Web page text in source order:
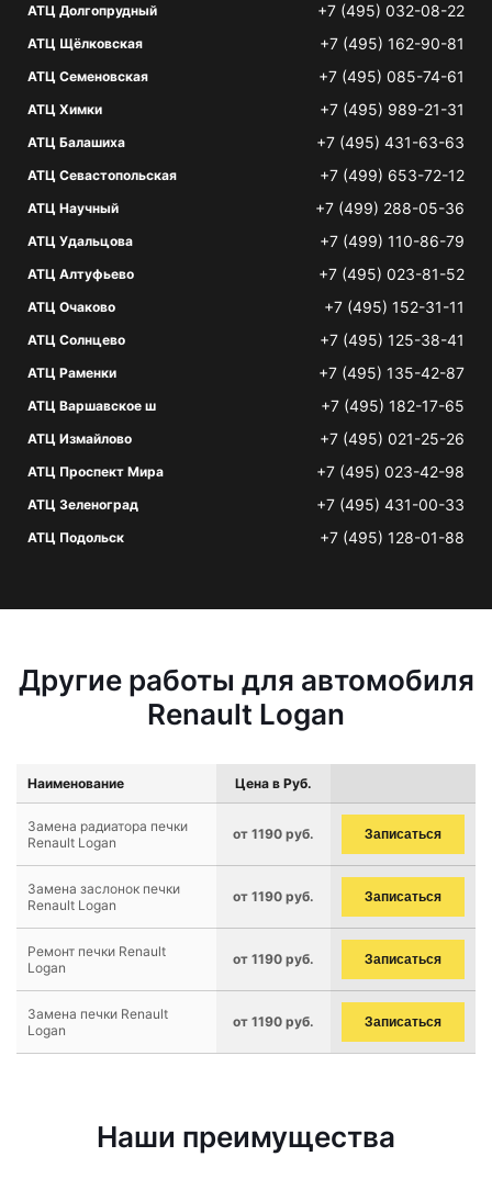
АТЦ Долгопрудный +7 (495) 032-08-22
АТЦ Щёлковская +7 (495) 162-90-81
АТЦ Семеновская +7 (495) 085-74-61
АТЦ Химки +7 (495) 989-21-31
АТЦ Балашиха +7 (495) 431-63-63
АТЦ Севастопольская +7 (499) 653-72-12
АТЦ Научный +7 (499) 288-05-36
АТЦ Удальцова +7 (499) 110-86-79
АТЦ Алтуфьево +7 (495) 023-81-52
АТЦ Очаково +7 (495) 152-31-11
АТЦ Солнцево +7 (495) 125-38-41
АТЦ Раменки +7 (495) 135-42-87
АТЦ Варшавское ш +7 (495) 182-17-65
АТЦ Измайлово +7 (495) 021-25-26
АТЦ Проспект Мира +7 (495) 023-42-98
АТЦ Зеленоград +7 (495) 431-00-33
АТЦ Подольск +7 (495) 128-01-88
Другие работы для автомобиля
Renault Logan
Наименование Цена в Руб.
Замена радиатора печки
Renault Logan
от 1190 руб. Записаться
Замена заслонок печки
Renault Logan
от 1190 руб. Записаться
Ремонт печки Renault
Logan
от 1190 руб. Записаться
Замена печки Renault
Logan
от 1190 руб. Записаться
Наши преимущества